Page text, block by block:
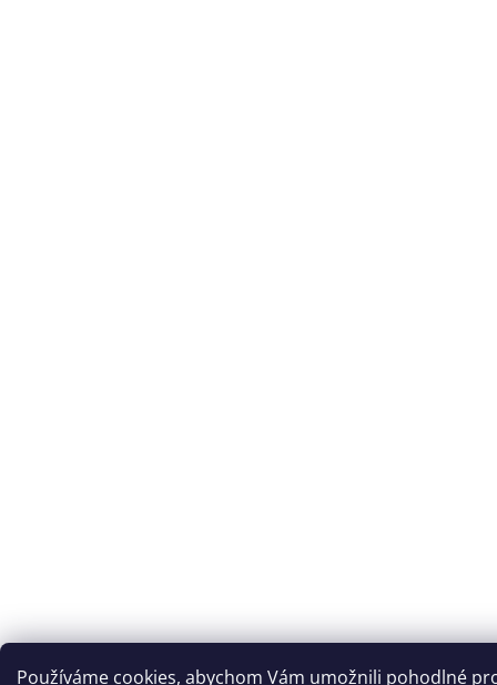
Používáme cookies, abychom Vám umožnili pohodlné